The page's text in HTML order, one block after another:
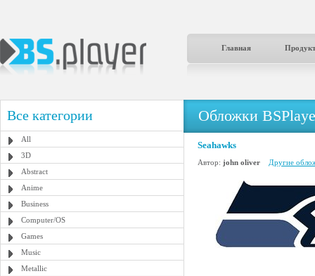
Главная
Все категории
All
3D
Abstract
Anime
Business
Computer/OS
Games
Music
Metallic
Обложки
Seahawks
Автор: john oliver Другие